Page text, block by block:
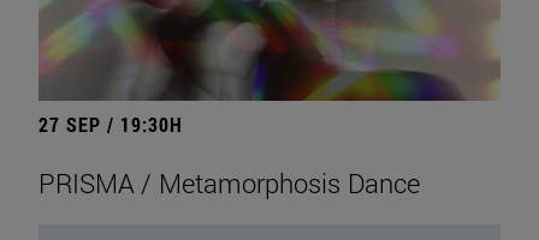
27 SEP / 19:30H
PRISMA / Metamorphosis Dance